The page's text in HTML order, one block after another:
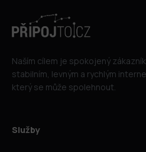
Naším cílem je spokojený
stabilním, levným a rychlým
který se může spolehnout.
Služby